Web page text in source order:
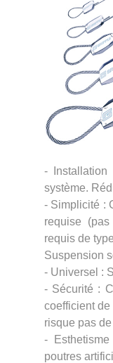
-
système.
- Simplicité :
requise
requis de
Suspension
- Universel :
- Sécurité :
coefficient
risque pas
-
poutres